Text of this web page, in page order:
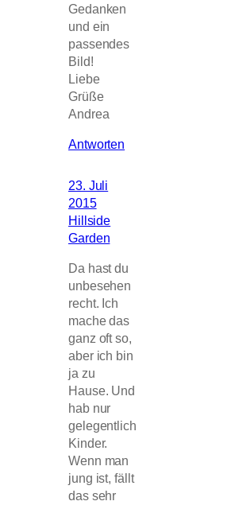
Gedanken
und ein
passendes
Bild!
Liebe
Grüße
Andrea
Antworten
23. Juli
2015
Hillside
Garden
Da hast du
unbesehen
recht. Ich
mache das
ganz oft so,
aber ich bin
ja zu
Hause. Und
hab nur
gelegentlich
Kinder.
Wenn man
jung ist, fällt
das sehr